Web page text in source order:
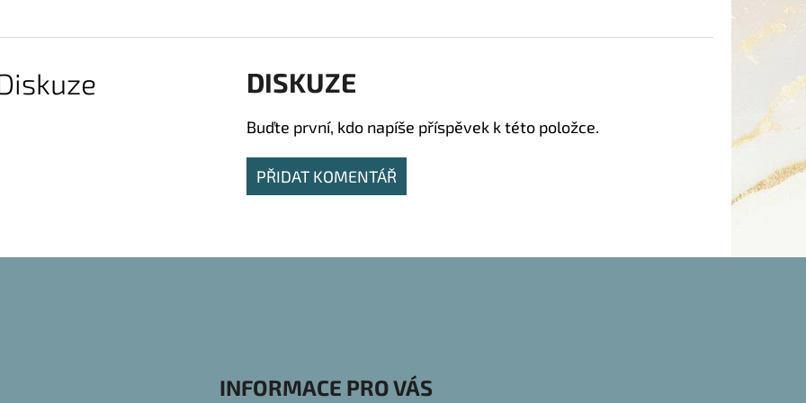
DISKUZE
Buďte první, kdo napíše příspěvek k této položce.
PŘIDAT KOMENTÁŘ
INFORMACE PRO VÁS